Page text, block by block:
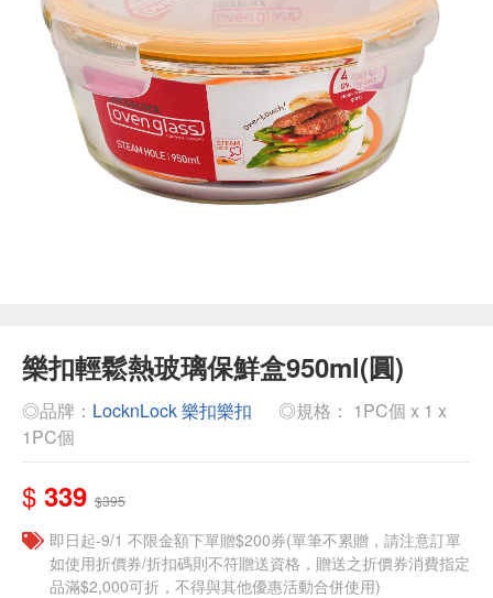
樂扣輕鬆熱玻璃保鮮盒950ml(圓)
◎品牌： LocknLock 樂扣樂扣
◎規格： 1PC個 x 1 x
1PC個
$ 339 $395
即日起-9/1 不限金額下單贈$200券(單筆不累贈，請注意訂單
如使用折價券/折扣碼則不符贈送資格，贈送之折價券消費指定
品滿$2,000可折，不得與其他優惠活動合併使用)